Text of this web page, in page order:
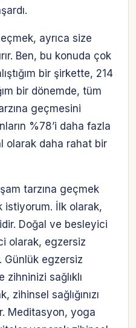
ayrıca size
Ben, bu konuda çok
bir şirkette, 214
bir dönemde, tüm
geçmesini
%78’i daha fazla
olarak daha rahat bir
tarzına geçmek
istiyorum. İlk olarak,
Doğal ve besleyici
olarak, egzersiz
Günlük egzersiz
sağlıklı
zihinsel sağlığınızı
Meditasyon, yoga